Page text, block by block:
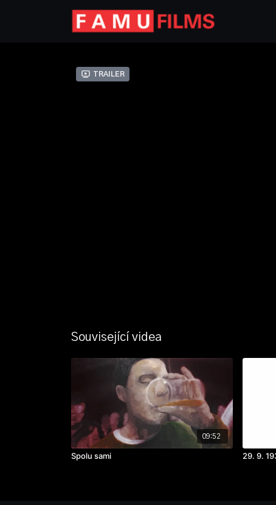
Trailer
Související videa
09:52
Spolu sami 29. 9.